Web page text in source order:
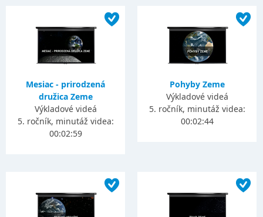
Mesiac - prirodzená
družica Zeme
Výkladové videá
5. ročník, minutáž videa:
00:02:59
Pohyby Zeme
Výkladové videá
5. ročník, minutáž videa:
00:02:44